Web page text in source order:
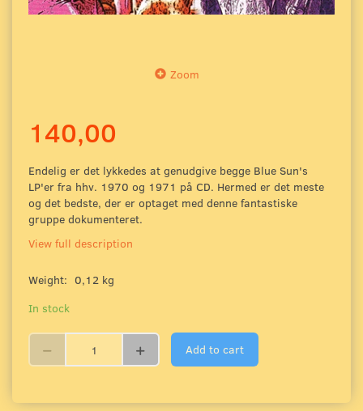
Zoom
140,00
Endelig er det lykkedes at genudgive begge Blue Sun's
LP'er fra hhv. 1970 og 1971 på CD. Hermed er det meste
og det bedste, der er optaget med denne fantastiske
gruppe dokumenteret.
View full description
Weight: 0,12 kg
In stock
Add to cart